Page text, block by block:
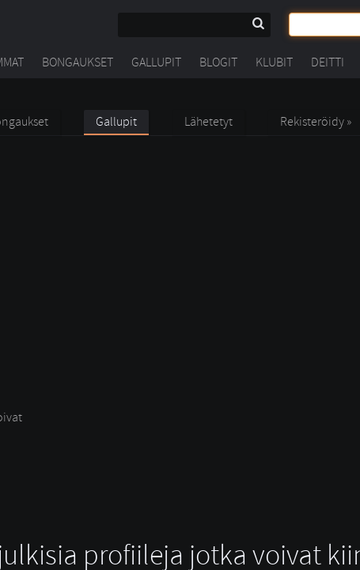
BONGAUKSET GALLUPIT BLOGIT KLUBIT DEITTI
Gallupit Lähetetyt Rekisteröidy »
profiileja jotka voivat